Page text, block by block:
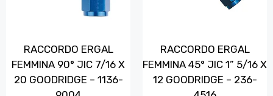
RACCORDO ERGAL
FEMMINA 90° JIC 7/16 X
20 GOODRIDGE – 1136-
RACCORDO ERGAL
FEMMINA 45° JIC 1” 5/16 X
12 GOODRIDGE – 236-